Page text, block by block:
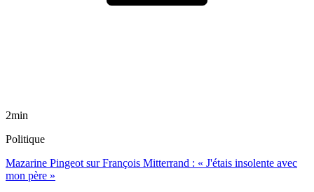
2min
Politique
Mazarine Pingeot sur François Mitterrand : « J'étais insolente avec
mon père »